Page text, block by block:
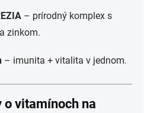
– prírodný komplex s
zinkom.
– imunita + vitalita v jednom.
vitamínoch na